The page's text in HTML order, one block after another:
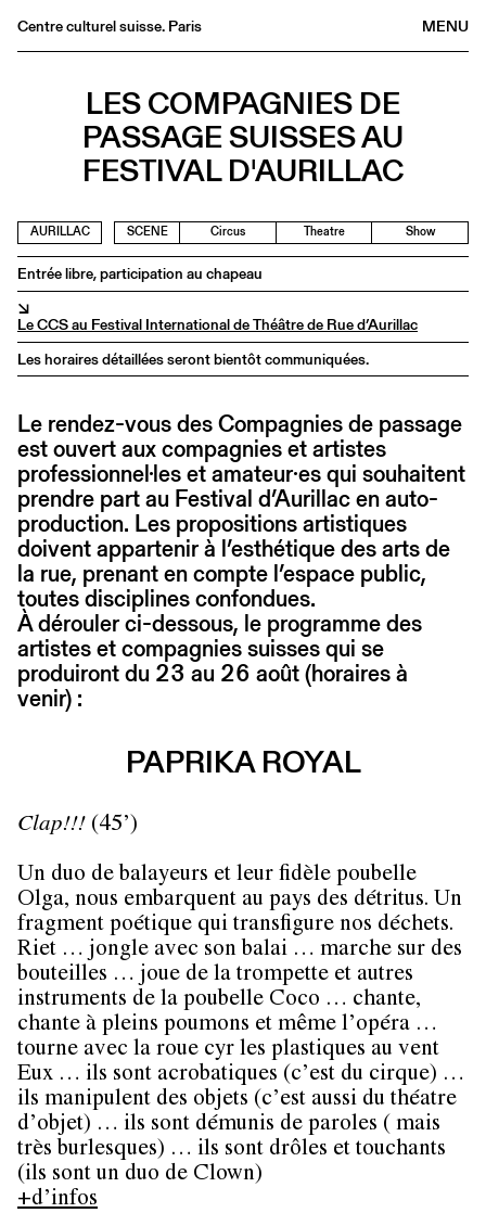
MENU
Centre culturel suisse. Paris
Publications
About
FR
LES COMPAGNIES DE
PASSAGE SUISSES AU
FESTIVAL D'AURILLAC
AURILLAC SCENE Circus Theatre Show
Entrée libre, participation au chapeau
↘
Le CCS au Festival International de Théâtre de Rue d’Aurillac
Les horaires détaillées seront bientôt communiquées.
Le rendez-vous des Compagnies de passage
est ouvert aux compagnies et artistes
professionnel·les et amateur·es qui souhaitent
prendre part au Festival d’Aurillac en auto-
production. Les propositions artistiques
doivent appartenir à l’esthétique des arts de
la rue, prenant en compte l’espace public,
toutes disciplines confondues.
À dérouler ci-dessous, le programme des
artistes et compagnies suisses qui se
produiront du 23 au 26 août (horaires à
venir) :
PAPRIKA ROYAL
Clap!!! (45’)
Un duo de balayeurs et leur fidèle poubelle
Olga, nous embarquent au pays des détritus. Un
fragment poétique qui transfigure nos déchets.
Riet … jongle avec son balai … marche sur des
bouteilles … joue de la trompette et autres
instruments de la poubelle Coco … chante,
chante à pleins poumons et même l’opéra …
tourne avec la roue cyr les plastiques au vent
Eux … ils sont acrobatiques (c’est du cirque) …
ils manipulent des objets (c’est aussi du théatre
d’objet) … ils sont démunis de paroles ( mais
très burlesques) … ils sont drôles et touchants
(ils sont un duo de Clown)
+d’infos